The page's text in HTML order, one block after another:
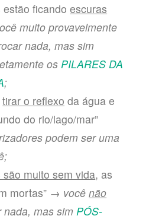
estão ficandoescuras
muito provavelmente
nada, mas sim
os PILARES DA
;
tirar o reflexo da água e
do rio/lago/mar”
podem ser uma
são muito sem vida, as
mortas” → vocênão
nada, mas sim PÓS-